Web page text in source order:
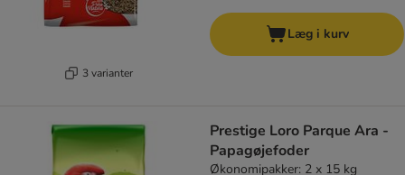
3 varianter
Læg i kurv
Prestige Loro Parque Ara -
Papagøjefoder
Økonomipakker: 2 x 15 kg